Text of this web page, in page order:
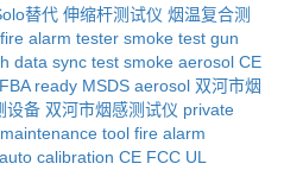
替代 伸缩杆测试仪 烟温复合测
fire alarm tester smoke test gun
data sync test smoke aerosol CE
ready MSDS aerosol 双河市烟
设备 双河市烟感测试仪 private
tool fire alarm
auto calibration CE FCC UL